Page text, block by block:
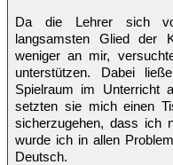
Da die Lehrer sich
langsamsten Glied der
weniger an mir,
unterstützen. Dabei
Spielraum im Unterricht
setzten sie mich einen
sicherzugehen, dass ich
wurde ich in allen
Deutsch.